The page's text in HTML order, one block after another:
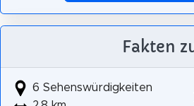
Fakten
6 Sehenswürdigkeiten